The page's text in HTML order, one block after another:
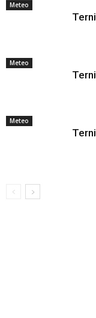
Meteo
Meteo
Meteo